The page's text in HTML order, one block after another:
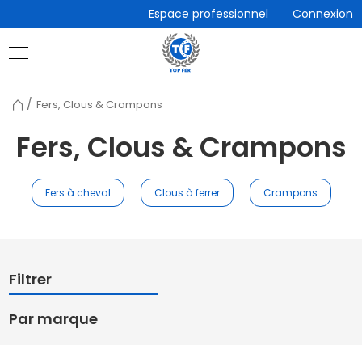
directement
au
contenu
Espace professionnel Connexion
Retour
à
Fers, Clous & Crampons
Fers, Clous & Crampons
Fers à cheval Clous à ferrer Crampons
Filtrer
Par marque